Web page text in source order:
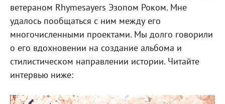
ветераном Rhymesayers Эзопом Роком. Мне
удалось пообщаться с ним между его
многочисленными проектами. Мы долго говорили
о его вдохновении на создание альбома и
стилистическом направлении истории. Читайте
интервью ниже: